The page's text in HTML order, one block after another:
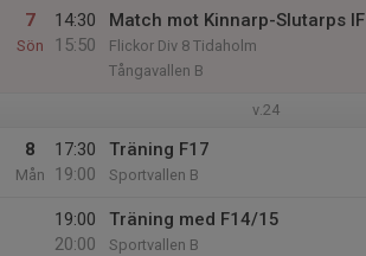
7
Sön
14:30
15:50
Match mot Kinnarp-Slutarps IF
Flickor Div 8 Tidaholm
Tångavallen B
v.24
8
Mån
17:30
19:00
Träning F17
Sportvallen B
19:00
20:00
Träning med F14/15
Sportvallen B